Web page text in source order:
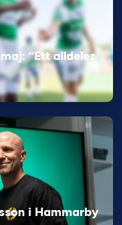
“Ett alldeles
i Hammarby